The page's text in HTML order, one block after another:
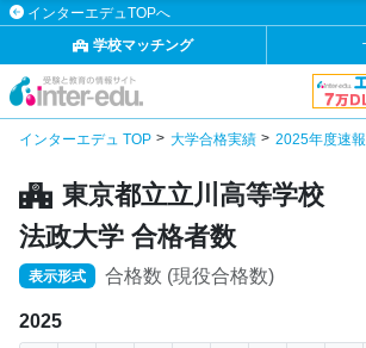
インターエデュTOPへ
学校マッチング
インターエデュ TOP 大学合格実績 2025年度速報
東京都立立川高等学校
法政大学 合格者数
表示形式 合格数 (現役合格数)
2025